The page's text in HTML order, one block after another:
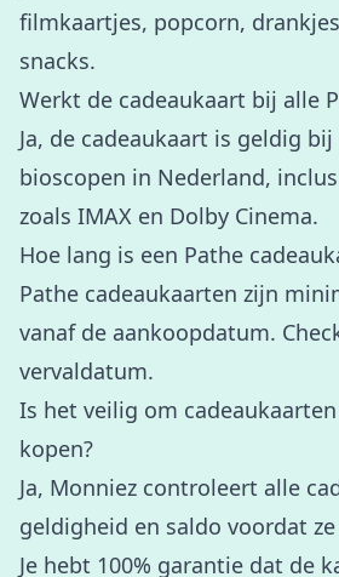
filmkaartjes, popcorn,
snacks.
Werkt de cadeaukaart bij alle
Ja, de cadeaukaart is geldig
bioscopen in Nederland,
zoals IMAX en Dolby Cinema.
Hoe lang is een Pathe
Pathe cadeaukaarten zijn
vanaf de aankoopdatum.
vervaldatum.
Is het veilig om
kopen?
Ja, Monniez controleert alle
geldigheid en saldo voordat
Je hebt 100% garantie dat de